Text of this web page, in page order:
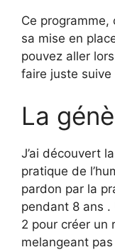
Ce
sa mise en
pouvez aller
faire juste suive
La
J’ai découvert
pratique de
pardon par la
pendant 8 ans .
2 pour créer un
melangeant